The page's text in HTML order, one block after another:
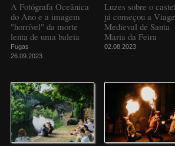
A Fotógrafa Oceânica
do Ano e a imagem
"horrível" da morte
lenta de uma baleia
Fugas
26.09.2023
Luzes sobre o
já começou a
Medieval de Santa
Maria da Feira
02.08.2023